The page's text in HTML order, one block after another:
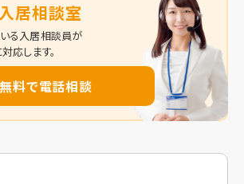
居相談室
る入居相談員が
応します。
無料で電話相談